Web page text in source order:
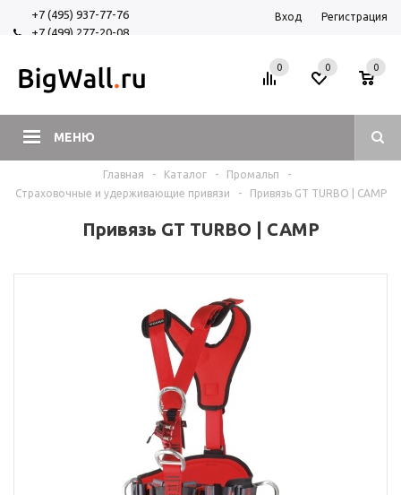
+7 (495) 937-77-76
+7 (499) 277-20-08
Вход Регистрация
МЕНЮ
0 0
0
Главная - Каталог - Промальп
-
Страховочные и удерживающие привязи
- Привязь GT TURBO | CAMP
Привязь GT TURBO | CAMP